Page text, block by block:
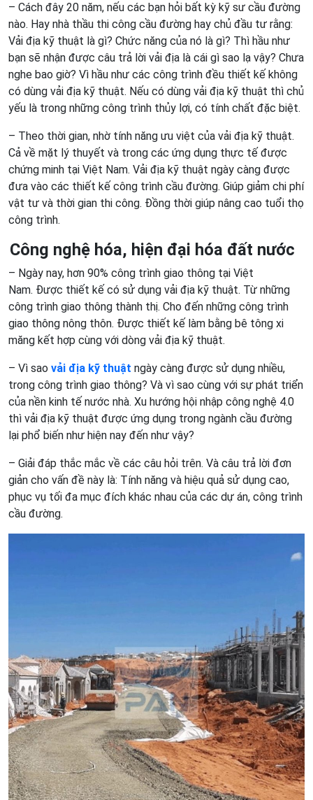
– Cách đây 20 năm, nếu các bạn hỏi bất kỳ kỹ sư cầu đường
nào. Hay nhà thầu thi công cầu đường hay chủ đầu tư rằng:
Vải địa kỹ thuật là gì? Chức năng của nó là gì? Thì hầu như
bạn sẽ nhận được câu trả lời vải địa là cái gì sao lạ vậy? Chưa
nghe bao giờ? Vì hầu như các công trình đều thiết kế không
có dùng vải địa kỹ thuật. Nếu có dùng vải địa kỹ thuật thì chủ
yếu là trong những công trình thủy lợi, có tính chất đặc biệt.
– Theo thời gian, nhờ tính năng ưu việt của vải địa kỹ thuật.
Cả về mặt lý thuyết và trong các ứng dụng thực tế được
chứng minh tại Việt Nam. Vải địa kỹ thuật ngày càng được
đưa vào các thiết kế công trình cầu đường. Giúp giảm chi phí
vật tư và thời gian thi công. Đồng thời giúp nâng cao tuổi thọ
công trình.
Công nghệ hóa, hiện đại hóa đất nước
– Ngày nay, hơn 90% công trình giao thông tại Việt
Nam. Được thiết kế có sử dụng vải địa kỹ thuật. Từ những
công trình giao thông thành thị. Cho đến những công trình
giao thông nông thôn. Được thiết kế làm bằng bê tông xi
măng kết hợp cùng với dòng vải địa kỹ thuật.
– Vì sao vải địa kỹ thuật ngày càng được sử dụng nhiều,
trong công trình giao thông? Và vì sao cùng với sự phát triển
của nền kinh tế nước nhà. Xu hướng hội nhập công nghệ 4.0
thì vải địa kỹ thuật được ứng dụng trong ngành cầu đường
lại phổ biến như hiện nay đến như vậy?
– Giải đáp thắc mắc về các câu hỏi trên. Và câu trả lời đơn
giản cho vấn đề này là: Tính năng và hiệu quả sử dụng cao,
phục vụ tối đa mục đích khác nhau của các dự án, công trình
cầu đường.